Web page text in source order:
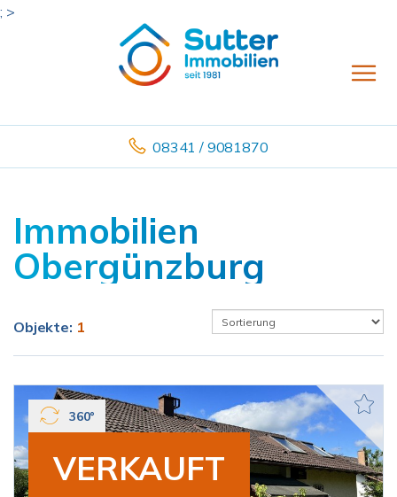
; >
08341 / 9081870
Immobilien
Obergünzburg
Objekte: 1
VERKAUFT
360°